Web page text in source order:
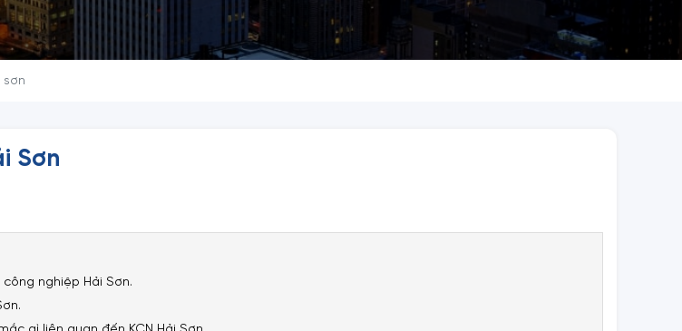
sơn
Sơn
nghiệp Hải Sơn.